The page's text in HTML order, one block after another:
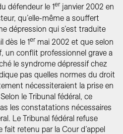
défendeur le 1er janvier 2002 en
qu’elle-même a souffert
dépression qui s’est traduite
dès le 1er mai 2002 et que selon
un conflit professionnel grave a
le syndrome dépressif chez
pas quelles normes du droit
nécessiteraient la prise en
le Tribunal fédéral, ce
les constatations nécessaires
Le Tribunal fédéral refuse
retenu par la Cour d’appel